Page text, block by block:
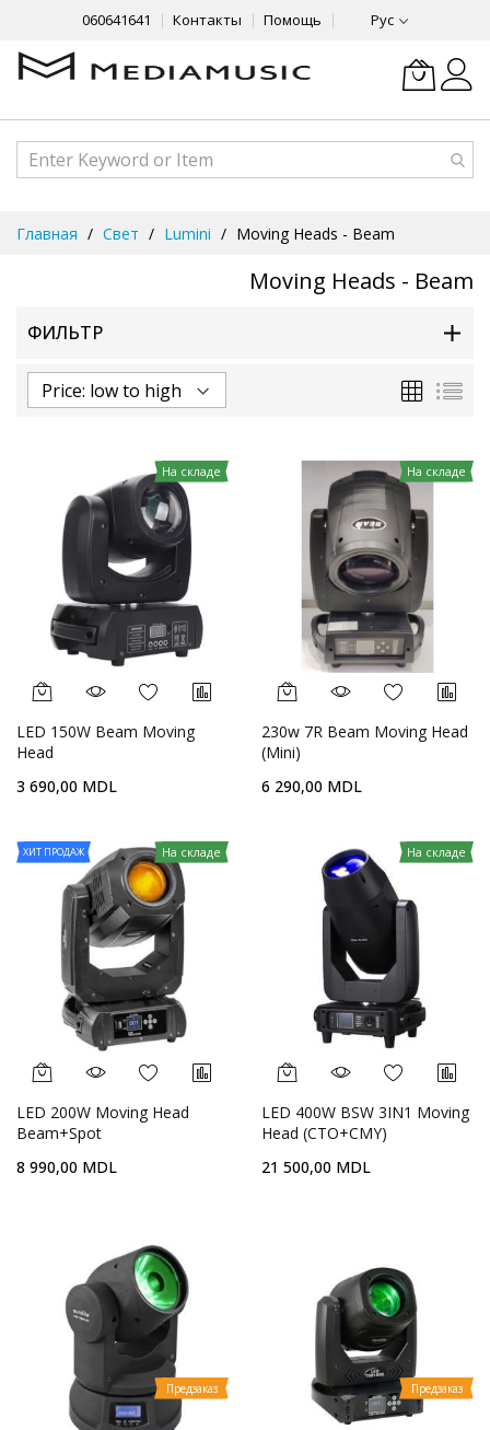
060641641 Контакты Помощь Рус
Главная Свет Lumini Moving Heads - Beam
Moving Heads - Beam
ФИЛЬТР
Сетка
На складе
LED 150W Beam Moving
Head
3 690,00 MDL
На складе
230w 7R Beam Moving Head
(Mini)
6 290,00 MDL
На складе
ХИТ ПРОДАЖ
LED 200W Moving Head
Beam+Spot
8 990,00 MDL
На складе
LED 400W BSW 3IN1 Moving
Head (CTO+CMY)
21 500,00 MDL
Предзаказ Предзаказ